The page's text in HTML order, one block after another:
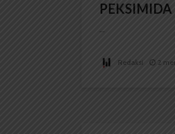
...
Redaksi 2